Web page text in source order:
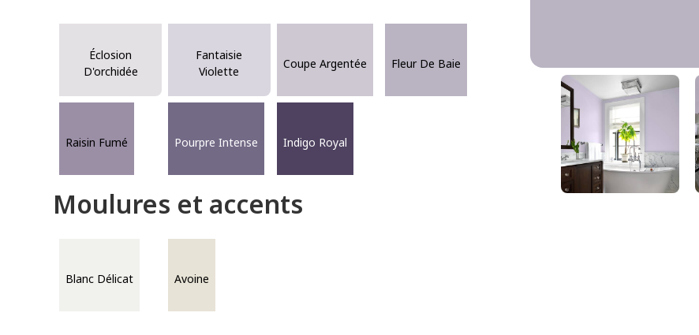
Éclosion
D'orchidée
Fantaisie
Violette
Coupe Argentée Fleur De Baie
Raisin Fumé Pourpre Intense Indigo Royal
Moulures et accents
Blanc Délicat Avoine
Fleur De Baie
DLX1174-4